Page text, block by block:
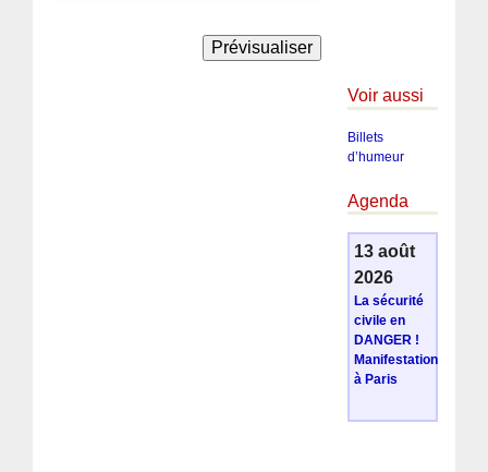
Voir aussi
Billets
d’humeur
Agenda
13 août
2026
La sécurité
civile en
DANGER !
Manifestation
à Paris